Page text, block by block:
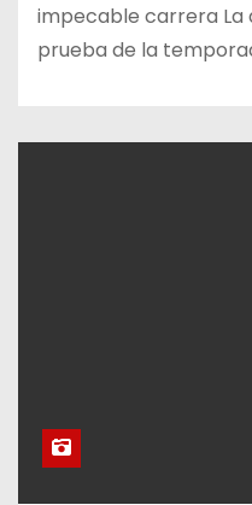
impecable carrera La
prueba de la